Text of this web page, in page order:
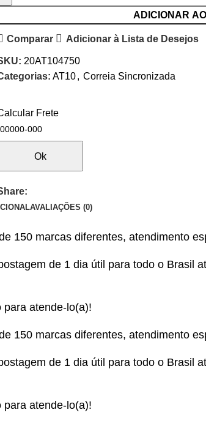
ADICIONAR
Comparar Adicionar à Lista de Desejos
20AT104750
AT10, Correia Sincronizada
Frete
Ok
AVALIAÇÕES (0)
150 marcas diferentes, atendimento
de 1 dia útil para todo o Brasil
para atende-lo(a)!
150 marcas diferentes, atendimento
de 1 dia útil para todo o Brasil
para atende-lo(a)!